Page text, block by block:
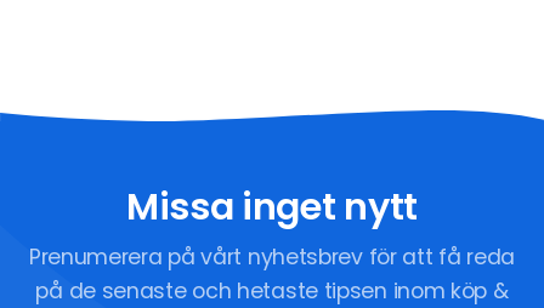
Missa inget nytt
Prenumerera på vårt nyhetsbrev för att få reda
på de senaste och hetaste tipsen inom köp &